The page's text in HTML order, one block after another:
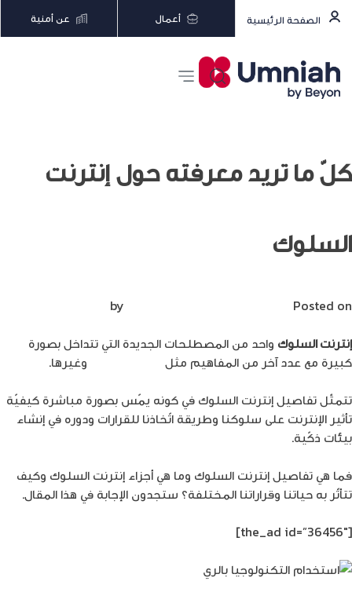
الصفحة الرئيسية أعمال عن أمنية
كلّ ما تريد معرفته حول إنترنت
السلوك
Posted on
إنترنت السلوك واحد من المصطلحات الجديدة التي تتداخل بصورة
كبيرة مع عدد آخر من المفاهيم مثل
وغيرها.
تتمثّل تفاصيل إنترنت السلوك في كونه يمّس بصورة مباشرة كيفيّة
تأثير الإنترنت على سلوكنا وطريقة اتّخاذنا للقرارات ودوره في إنشاء
بيئات ذكّية.
فما هي تفاصيل إنترنت السلوك وما هي أجزاء إنترنت السلوك وكيف
تتأثّر به حياتنا وقراراتنا المختلفة؟ ستجدون الإجابة في هذا المقال.
[the_ad id=”36456″]